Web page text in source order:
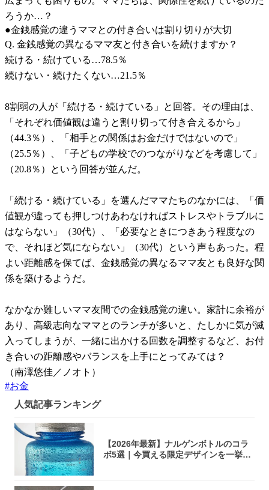
ろうか…？
●金銭感覚の違うママとの付き合いは割り切りが大切
Q. 金銭感覚の異なるママ友と付き合いを続けますか？
続ける・続けている…78.5％
続けない・続けたくない…21.5％
8割弱の人が「続ける・続けている」と回答。その理由は、
「それぞれ価値観は違うと割り切って付き合えるから」
（44.3％）、「相手との関係はお金だけではないので」
（25.5％）、「子どもの学校でのつながりなどを考慮して」
（20.8％）という回答が並んだ。
「続ける・続けている」を選んだママたちのなかには、「価
値観が違っても押しつけあわなければストレスやトラブルに
はならない」（30代）、「必要なときにつきあう程度なの
で、それほど気にならない」（30代）という声もあった。程
よい距離感を保てば、金銭感覚の異なるママ友とも良好な関
係を築けるようだ。
なかなか難しいママ友間での金銭感覚の違い。家計に余裕が
あり、高級志向なママとのランチが多いと、たしかに気が滅
入ってしまうが、一緒に出かける回数を調整するなど、お付
き合いの距離感やバランスを上手にとってみては？
（南澤悠佳／ノオト）
#お金
人気記事ランキング
【2026年最新】ナルゲンボトルのコラ
ボ5選｜今買える限定デザインを一挙紹